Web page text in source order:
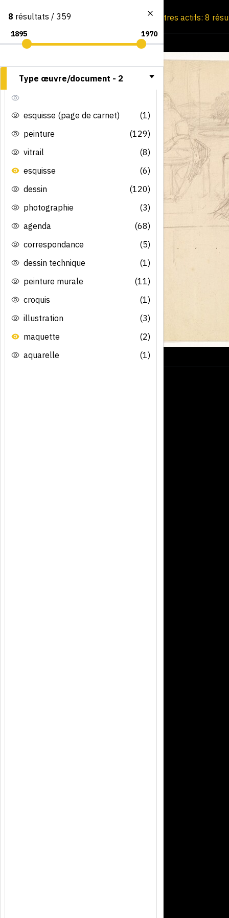
Consultation par image Filtres actifs: 8
8 résultats / 359
Type œuvre/document - 2
esquisse (page de carnet)
(1)
peinture
(129)
vitrail
(8)
esquisse
(6)
dessin
(120)
photographie
(3)
agenda
(68)
correspondance
(5)
dessin technique
(1)
peinture murale
(11)
croquis
(1)
illustration
(3)
maquette
(2)
aquarelle
(1)